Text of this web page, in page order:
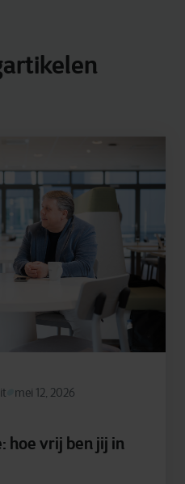
mei 12, 2026
hoe vrij ben jij in